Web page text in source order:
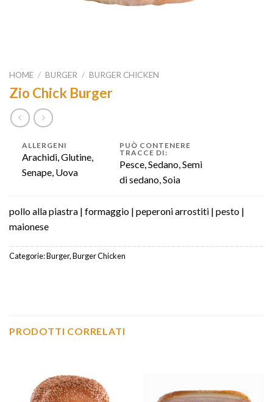
HOME / BURGER / BURGER CHICKEN
Zio Chick Burger
ALLERGENI
Arachidi, Glutine,
Senape, Uova
PUÒ CONTENERE
TRACCE DI:
Pesce, Sedano, Semi
di sedano, Soia
pollo alla piastra | formaggio | peperoni arrostiti | pesto |
maionese
Categorie:Burger,Burger Chicken
PRODOTTI CORRELATI